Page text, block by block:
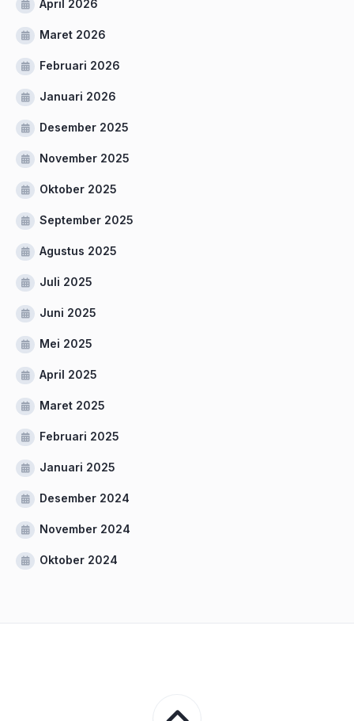
April 2026
Maret 2026
Februari 2026
Januari 2026
Desember 2025
November 2025
Oktober 2025
September 2025
Agustus 2025
Juli 2025
Juni 2025
Mei 2025
April 2025
Maret 2025
Februari 2025
Januari 2025
Desember 2024
November 2024
Oktober 2024